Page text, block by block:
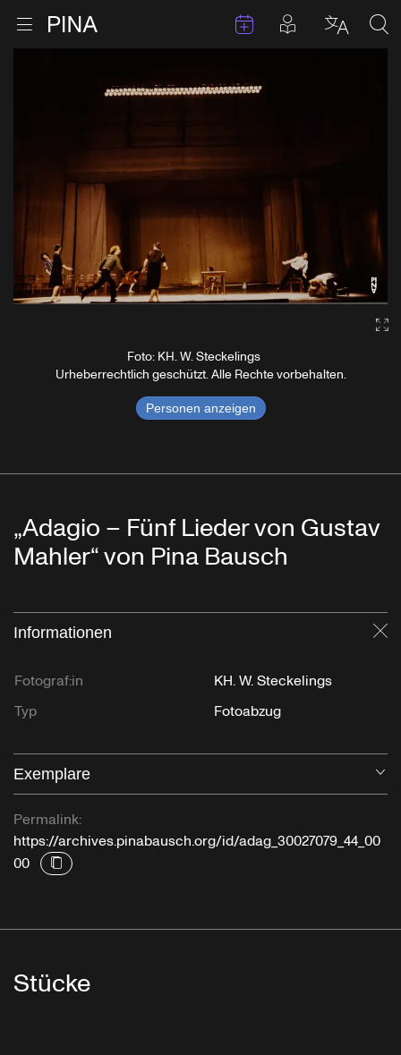
Menu öffnen TermineBeiträge in
Foto: KH. W. Steckelings
Urheberrechtlich geschützt. Alle Rechte vorbehalten.
Personen anzeigen
„Adagio – Fünf Lieder von Gustav
Mahler“ von Pina Bausch
Informationen
Fotograf:in
KH. W. Steckelings
Typ
Fotoabzug
Exemplare
Permalink:
https://archives.pinabausch.org/id/adag_30027079_44_00
00
Stücke